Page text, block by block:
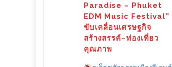
Paradise – Phuket
EDM Music Festival”
ขับเคลื่อนเศรษฐกิจ
สร้างสรรค์–ท่องเที่ยว
คุณภาพ